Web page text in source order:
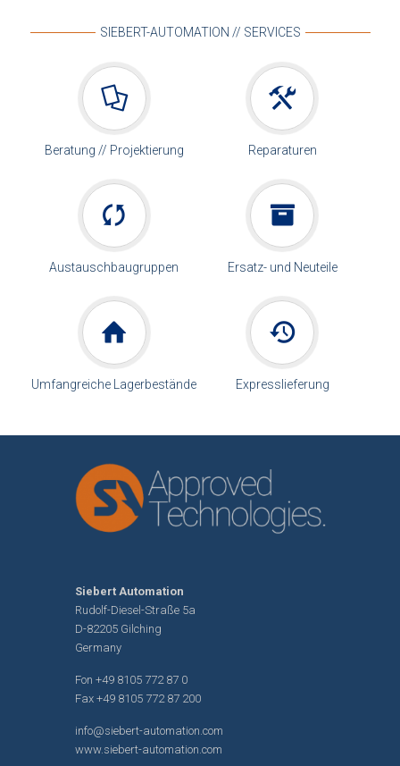
SIEBERT-AUTOMATION // SERVICES
Beratung // Projektierung Reparaturen
Austauschbaugruppen Ersatz- und Neuteile
Umfangreiche Lagerbestände Expresslieferung
Siebert Automation
Rudolf-Diesel-Straße 5a
D-82205 Gilching
Germany
Fon +49 8105 772 87 0
Fax +49 8105 772 87 200
info@siebert-automation.com
www.siebert-automation.com